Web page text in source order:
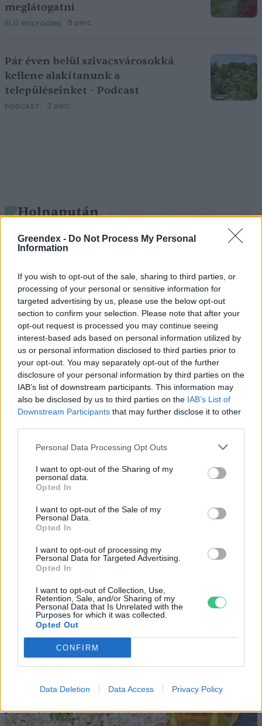
Greendex - Do Not Process My Personal
Information
If you wish to opt-out of the sale, sharing to third parties, or
processing of your personal or sensitive information for
targeted advertising by us, please use the below opt-out
section to confirm your selection. Please note that after your
opt-out request is processed you may continue seeing
interest-based ads based on personal information utilized by
us or personal information disclosed to third parties prior to
your opt-out. You may separately opt-out of the further
disclosure of your personal information by third parties on the
IAB’s list of downstream participants. This information may
also be disclosed by us to third parties on the IAB’s List of
Downstream Participants that may further disclose it to other
Personal Data Processing Opt Outs
I want to opt-out of the Sharing of my
personal data.
Opted In
I want to opt-out of the Sale of my
Personal Data.
Opted In
I want to opt-out of processing my
Personal Data for Targeted Advertising.
Opted In
I want to opt-out of Collection, Use,
Retention, Sale, and/or Sharing of my
Personal Data that Is Unrelated with the
Purposes for which it was collected.
Opted Out
CONFIRM
Data Deletion Data Access Privacy Policy
meglátogatni
ÉLŐ BOLYGÓNK 5 perc
Pár éven belül szivacsvárosokká
kellene alakítanunk a
településeinket – Podcast
PODCAST 2 perc
Holnapután
„Mindegy már, hogy milyen
víz, csak víz legyen” |
Holnapután
Greendex 55:58
A
az ember
Greendex
Cickafark – Az évezredek óta
ismert gyógynövény
EGÉSZSÉGÜNK Börzsey Barbara